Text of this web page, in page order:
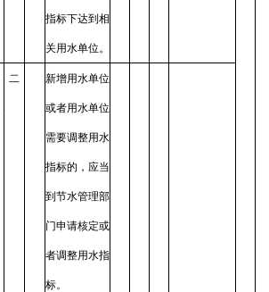
指标下达到相
关用水单位。
二 新增用水单位
或者用水单位
需要调整用水
指标的，应当
到节水管理部
门申请核定或
者调整用水指
标。